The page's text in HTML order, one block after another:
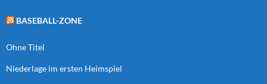
BASEBALL-ZONE
Ohne Titel
Niederlage im ersten Heimspiel